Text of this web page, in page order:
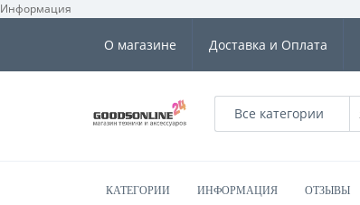
Информация
О магазине Доставка и Оплата
Все категории
КАТЕГОРИИ ИНФОРМАЦИЯ ОТЗЫВЫ